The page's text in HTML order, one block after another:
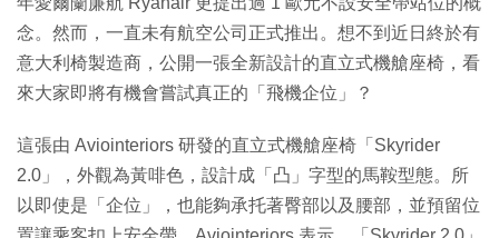
念。然而，一直未有航空公司正式推出。想不到近日終於有
意大利椅製造商，公開一張全新設計的直立式機艙座椅，看
來大家即將有機會嘗試真正的「飛機企位」？
這張由 Aviointeriors 研發的直立式機艙座椅「Skyrider
2.0」，外觀為黃啡色，設計成「凸」字型的馬鞍型態。所
以即使是「企位」，也能夠承托著臀部以及腰部，並預留位